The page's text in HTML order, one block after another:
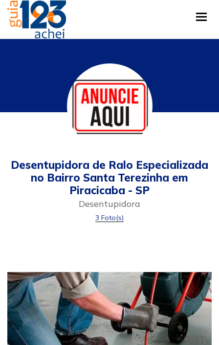
Desentupidora de Ralo Especializada
no Bairro Santa Terezinha em
Piracicaba - SP
Desentupidora
3 Foto(s)